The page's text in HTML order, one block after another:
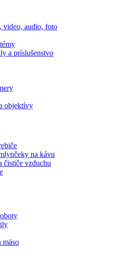
video, audio, foto
a príslušenstvo
objektívy
na kávu
čističe vzduchu
mäso